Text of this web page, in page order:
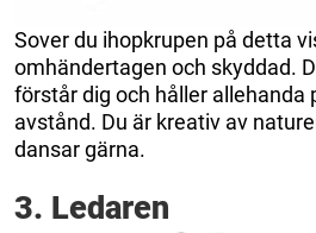
Sover du ihopkrupen på detta
omhändertagen och skyddad.
förstår dig och håller allehanda
avstånd. Du är kreativ av
dansar gärna.
3. Ledaren